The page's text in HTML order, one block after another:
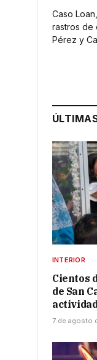
Caso
rastros de
Pérez y
INTERIOR
Cientos
de San
7 de agosto